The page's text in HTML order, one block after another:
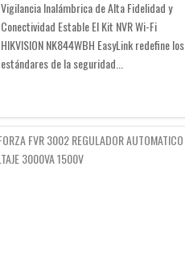
Vigilancia Inalámbrica de Alta Fidelidad y
Conectividad Estable El Kit NVR Wi-Fi
HIKVISION NK844WBH EasyLink redefine los
estándares de la seguridad...